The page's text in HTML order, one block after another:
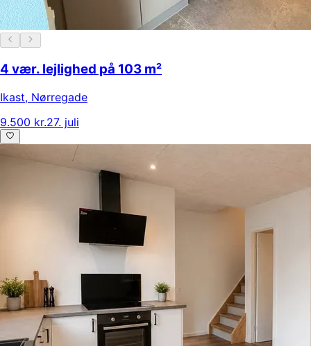
4 vær. lejlighed på 103 m²
Ikast, Nørregade
9.500 kr.27. juli